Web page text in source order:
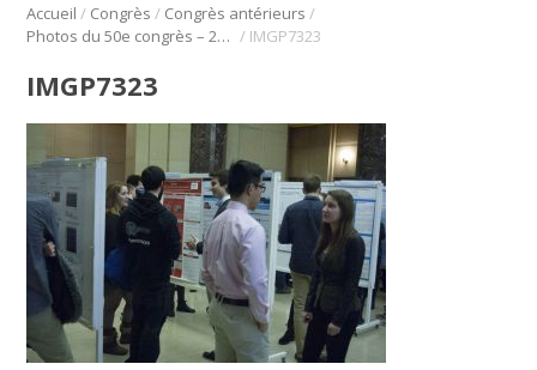
Accueil / Congrès / Congrès antérieurs /
Photos du 50e congrès – 2017 / IMGP7323
IMGP7323